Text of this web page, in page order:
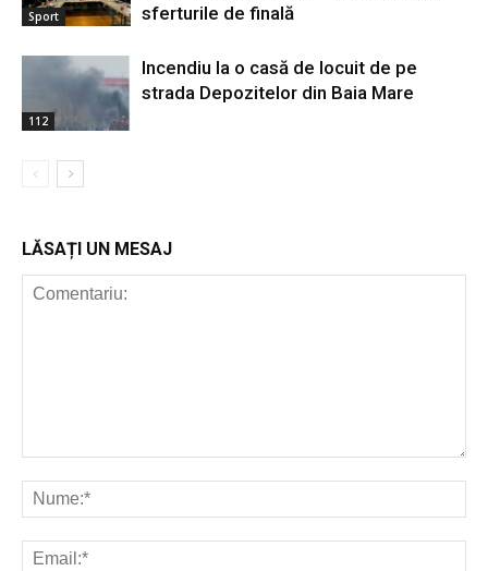
Sport
sferturile de finală
112
Incendiu la o casă de locuit de pe
strada Depozitelor din Baia Mare
LĂSAȚI UN MESAJ